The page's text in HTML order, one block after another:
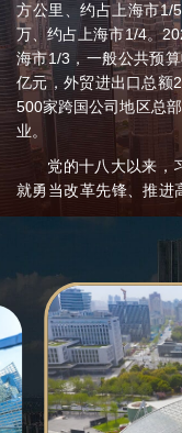
方公里、约占上海市1/
万、约占上海市1/4。
海市1/3，一般公共预
亿元，外贸进出口总额
500家跨国公司地区总
业。
党的十八大以来，习
就勇当改革先锋、推进
人民城市理念、探索城
出明确要求。2020年
周年庆祝大会并发表
引领区的战略使命，
锋、全面建设社会主义
范例，更好向世界展示
使命、感恩奋进，加
“施工图”“实景画”。
一是有力推进引领区